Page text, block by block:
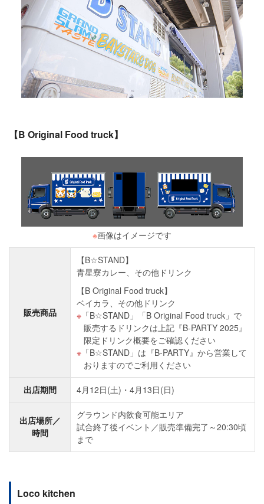
【B Original Food truck】
※画像はイメージです
販売商品
【B☆STAND】
青星寮カレー、その他ドリンク
【B Original Food truck】
ベイカラ、その他ドリンク
「B☆STAND」「B Original Food truck」で
販売するドリンクは上記『B-PARTY 2025』
限定ドリンク概要をご確認ください
「B☆STAND」は『B‐PARTY』から営業して
おりますのでご利用ください
出店期間 4月12日(土)・4月13日(日)
出店場所／
時間
グラウンド内飲食可能エリア
試合終了後イベント／販売準備完了～20:30頃
まで
Loco kitchen